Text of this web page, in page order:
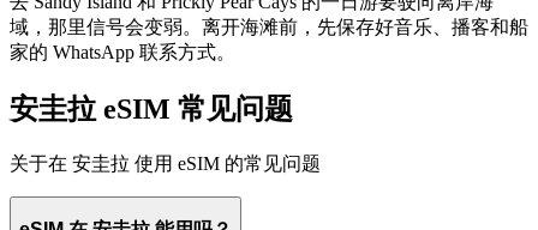
域，那里信号会变弱。离开海滩前，先保存好音乐、播客和船
家的 WhatsApp 联系方式。
安圭拉 eSIM 常见问题
关于在 安圭拉 使用 eSIM 的常见问题